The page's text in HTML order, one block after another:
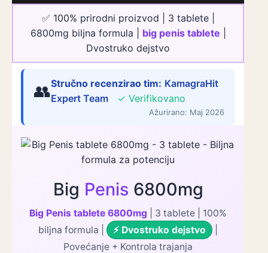
✅ 100% prirodni proizvod | 3 tablete |
6800mg biljna formula | big penis tablete
Dvostruko dejstvo
👥Stručno recenzirao tim: KamagraHit
Expert Team
✓ Verifikovano
Ažurirano: Maj 2026
Big Penis 6800mg
Big Penis tablete 6800mg | 3 tablete | 100%
biljna formula |
⚡ Dvostruko dejstvo
Povećanje + Kontrola trajanja